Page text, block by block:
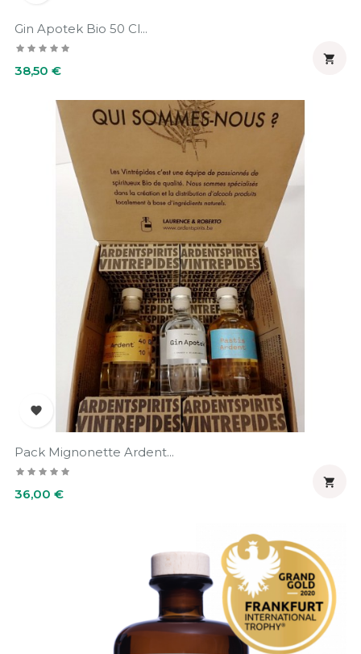
Gin Apotek Bio 50 Cl...
Prix
38,50 €


Pack Mignonette Ardent...
Prix
36,00 €
